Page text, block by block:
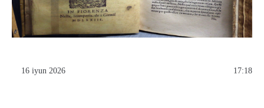
16 iyun 2026 17:18